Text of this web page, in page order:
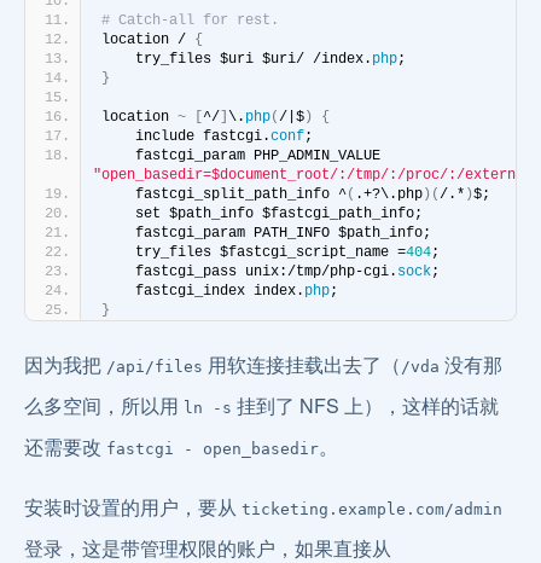
# Catch-all for rest.
location / {
    try_files $uri $uri/ /index.
php;
}
location ~ ^/ \. php(/|$ )
{
    include fastcgi.
conf;
"open_basedir=$document_root/:/tmp/:/proc/:/
    fastcgi_split_path_info ^
( .+?\.php )(/.* )$;
    set $path_info $fastcgi_path_info;
    fastcgi_param PATH_INFO $path_info;
    try_files $fastcgi_script_name =
404;
    fastcgi_pass unix:/tmp/php-cgi.
sock;
    fastcgi_index index.
php;
}
因为我把 /api/files 用软连接挂载出去了（ /vda 没有那
么多空间，所以用 ln -s 挂到了 NFS 上），这样的话就
还需要改 fastcgi - open_basedir。
安装时设置的用户，要从 ticketing.example.com/admin
登录，这是带管理权限的账户，如果直接从